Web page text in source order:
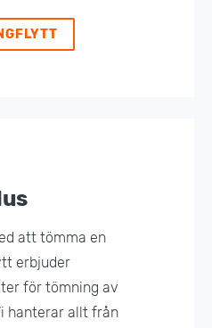
att tömma en
erbjuder
för tömning av
hanterar allt från